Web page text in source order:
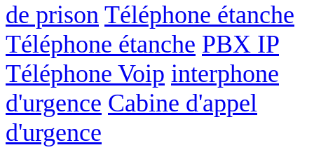
de prison Téléphone étanche
Téléphone étanche PBX IP
Téléphone Voip interphone
d'urgence Cabine d'appel
d'urgence